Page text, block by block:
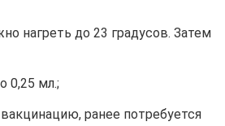
нагреть до 23 градусов. Затем
0,25 мл.;
ранее потребуется